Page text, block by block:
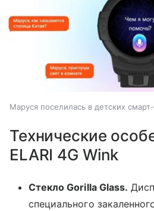
Маруся поселилась в детских
Технические
ELARI 4G Wink
Стекло Gorilla Glass.
специального